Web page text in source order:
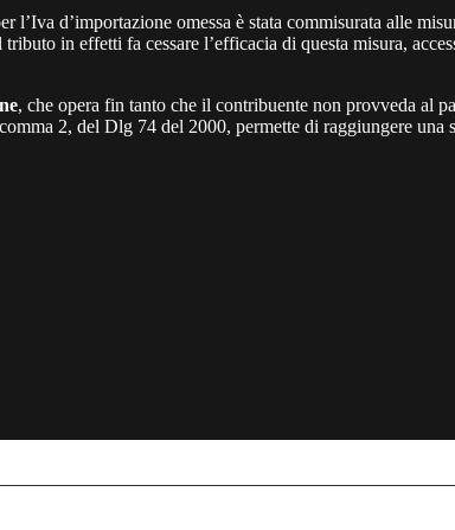
d’importazione omessa è stata commisurata alle
in effetti fa cessare l’efficacia di questa misura,
, che opera fin tanto che il contribuente non provveda al
comma 2, del Dlg 74 del 2000, permette di raggiungere una